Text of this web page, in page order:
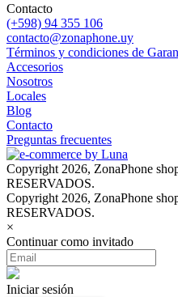
Contacto
(+598) 94 355 106
contacto@zonaphone.uy
Términos y condiciones de
Accesorios
Nosotros
Locales
Blog
Contacto
Preguntas frecuentes
Copyright 2026, ZonaPhone
RESERVADOS.
Copyright 2026, ZonaPhone
RESERVADOS.
×
Continuar como invitado
Iniciar sesión